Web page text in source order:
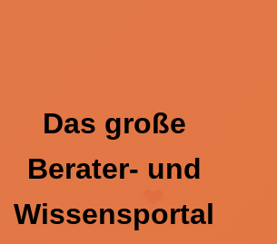
Das große
Berater- und
Wissensportal